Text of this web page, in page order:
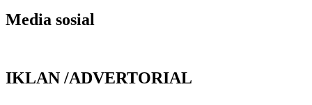
Media sosial
IKLAN /ADVERTORIAL